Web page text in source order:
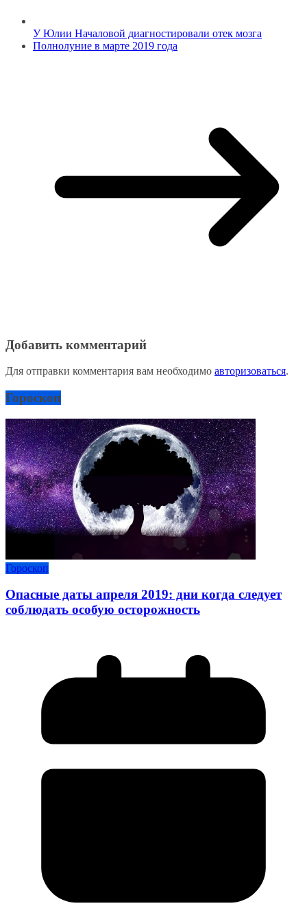
У Юлии Началовой диагностировали отек мозга
Полнолуние в марте 2019 года
Добавить комментарий
Для отправки комментария вам необходимо авторизоваться.
Гороскоп
Гороскоп
Опасные даты апреля 2019: дни когда следует
соблюдать особую осторожность